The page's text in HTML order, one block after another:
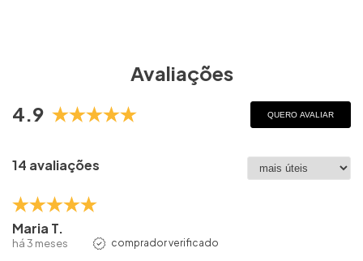
Avaliações
4.9
QUERO AVALIAR
14 avaliações
Maria T.
há 3 meses comprador verificado